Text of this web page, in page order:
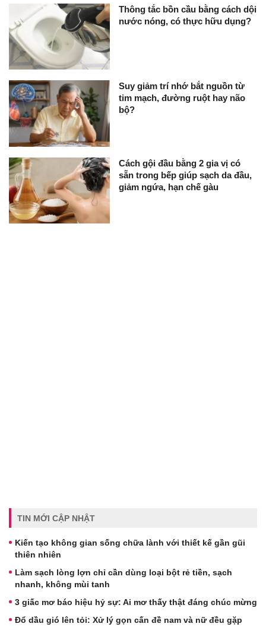
Thông tắc bồn cầu bằng cách dội
nước nóng, có thực hữu dụng?
Suy giảm trí nhớ bắt nguồn từ
tim mạch, đường ruột hay não
bộ?
Cách gội đầu bằng 2 gia vị có
sẵn trong bếp giúp sạch da đầu,
giảm ngứa, hạn chế gàu
TIN MỚI CẬP NHẬT
Kiến tạo không gian sống chữa lành với thiết kế gần gũi
thiên nhiên
Làm sạch lòng lợn chỉ cần dùng loại bột rẻ tiền, sạch
nhanh, không mùi tanh
3 giấc mơ báo hiệu hỷ sự: Ai mơ thấy thật đáng chúc mừng
Đổ dầu gió lên tỏi: Xử lý gọn cấn đề nam và nữ đều gặp